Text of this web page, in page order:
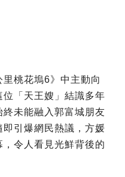
桃花塢6》中主動向
「天王嫂」結識多年
未能融入郭富城朋友
引爆網民熱議，方媛
令人看見光鮮背後的